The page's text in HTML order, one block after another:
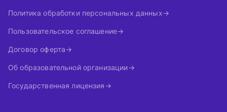
Политика обработки персональных данных
Пользовательское соглашение
Договор оферта
Об образовательной организации
Государственная лицензия